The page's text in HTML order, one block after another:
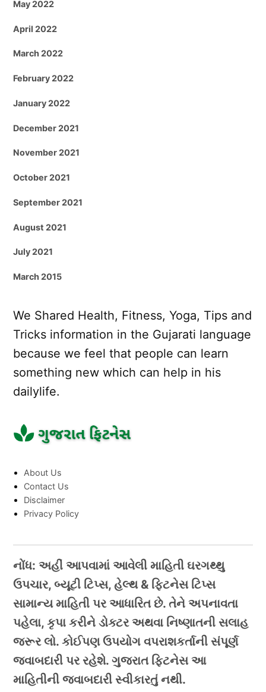
May 2022
April 2022
March 2022
February 2022
January 2022
December 2021
November 2021
October 2021
September 2021
August 2021
July 2021
March 2015
We Shared Health, Fitness, Yoga, Tips and
Tricks information in the Gujarati language
because we feel that people can learn
something new which can help in his
dailylife.
About Us
Contact Us
Disclaimer
Privacy Policy
નોંધ: અહીં આપવામાં આવેલી માહિતી ઘરગથ્થુ
ઉપચાર, બ્યૂટી ટિપ્સ, હેલ્થ & ફિટનેસ ટિપ્સ
સામાન્ય માહિતી પર આધારિત છે. તેને અપનાવતા
પહેલા, કૃપા કરીને ડોક્ટર અથવા નિષ્ણાતની સલાહ
જરૂર લો. કોઈપણ ઉપયોગ વપરાશકર્તાની સંપૂર્ણ
જવાબદારી પર રહેશે. ગુજરાત ફિટનેસ આ
માહિતીની જવાબદારી સ્વીકારતું નથી.